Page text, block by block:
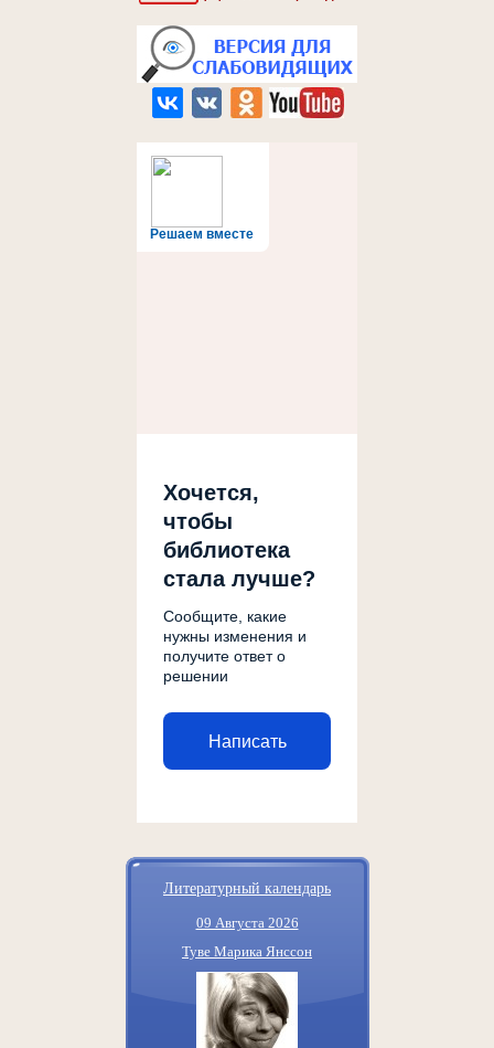
Решаем вместе
Хочется,
чтобы
библиотека
стала лучше?
Сообщите, какие
нужны изменения и
получите ответ о
решении
Написать
Литературный календарь
09 Августа 2026
Туве Марика Янссон